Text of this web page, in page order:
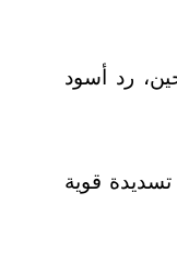
رد أسود
قوية